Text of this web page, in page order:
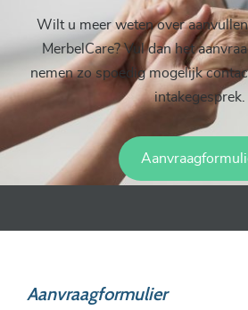
Wilt u meer weten over
MerbelCare? Vul dan het
nemen zo spoedig mogelijk
intakegesprek.
Aanvraagformulier